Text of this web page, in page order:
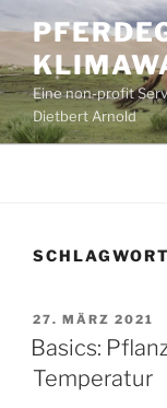
Inhalt
springen
Eine non-profit
Dietbert Arnold
VERÖFFENTLICHT
AM
27. MÄRZ 2021
Basics:
Temperatur